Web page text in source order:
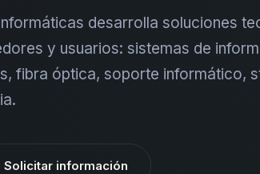
desarrolla soluciones
y usuarios: sistemas de
fibra óptica, soporte informático,
Solicitar información